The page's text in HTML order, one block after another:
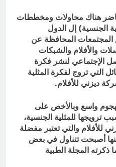
هناك محاولات ومخططات
الجنسية) إل الدول
المجتمعات المحافظة عن
والأفلام والشبكات
الإجتماعي لنشر فكرة
التي تروج لفكرة المثلية
ديزني للأفلام.
واسع وبالأخص على
ترويجها للمثلية الجنسية،
للأفلام والتي تعتبر مفضلة
أصبحت تتناول في بعض
ذكرته المجلة الطبية